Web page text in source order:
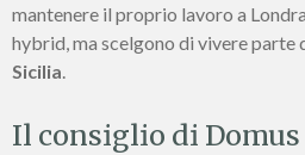
mantenere il proprio lavoro a
hybrid, ma scelgono di vivere parte
Sicilia
Il consiglio di